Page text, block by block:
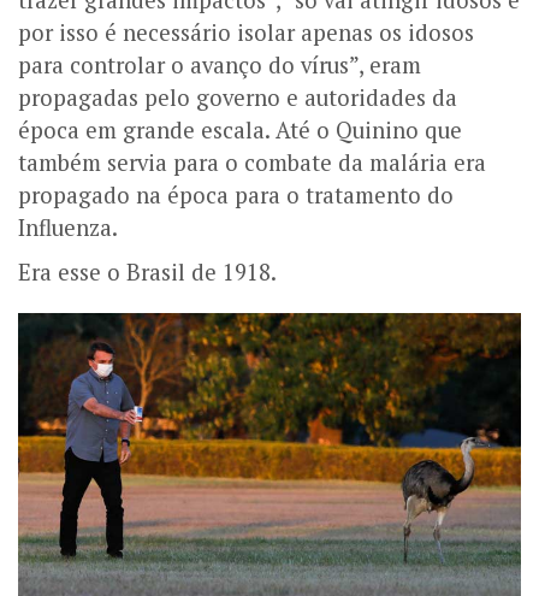
por isso é necessário isolar apenas os idosos
para controlar o avanço do vírus”, eram
propagadas pelo governo e autoridades da
época em grande escala. Até o Quinino que
também servia para o combate da malária era
propagado na época para o tratamento do
Influenza.
Era esse o Brasil de 1918.